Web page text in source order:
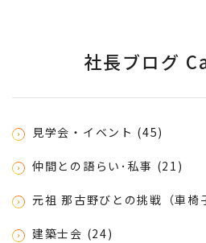
社長ブログ
見学会・イベント (45)
仲間との語らい･私事 (21)
元祖 那古野びとの挑戦（車
建築士会 (24)